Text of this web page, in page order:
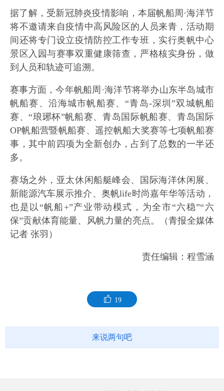
据了解，受新冠肺炎疫情影响，本届帆船周·海洋节
将不邀请来自疫情中高风险区的人员来青，活动期
间还将专门设立疫情防控工作专班，实行奥帆中心
景区入园与赛事双重健康筛查，严格核实身份，做
到人员和轨迹可追溯。
赛事方面，今年帆船周·海洋节将举办山东半岛城市
帆船赛、沿海城市帆船赛、“青岛-深圳”双城帆船
赛、“琅琊杯”帆船赛、青岛国际帆船赛、青岛国际
OP帆船营暨帆船赛、遥控帆船大奖赛等七项帆船赛
事，其中前四项为全新创办，占到了总数的一半还
多。
赛场之外，亚太休闲船艇峰会、国际海洋休闲展、
新能源汽车展示推介、奥帆life时尚嘉年华等活动，
也是以“帆船+”产业带动模式，为全市“六稳”“六
保”贡献体育能量、风帆力量的亮点。（青报全媒体
记者 张羽）
责任编辑：程雪涵
19
来说两句吧